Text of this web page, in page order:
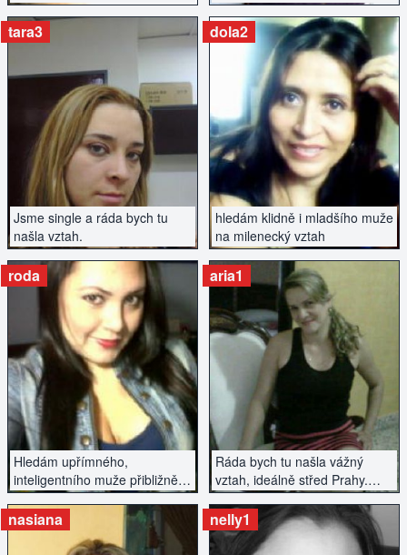
nekuřáka.
z Prahy.
Jsme single a ráda bych tu
našla vztah.
tara3
ZOBRAZIT INZERÁT
hledám klidně i mladšího muže
na milenecký vztah
dola2
ZOBRAZIT INZERÁT
Hledám upřímného,
inteligentního muže přibližně
mého věku, který má
vyřešenou minulost a hledá
vztah se vším všudy.
roda
ZOBRAZIT INZERÁT
Ráda bych tu našla vážný
vztah, ideálně střed Prahy.
Pište.
aria1
ZOBRAZIT INZERÁT
nasiana nelly1